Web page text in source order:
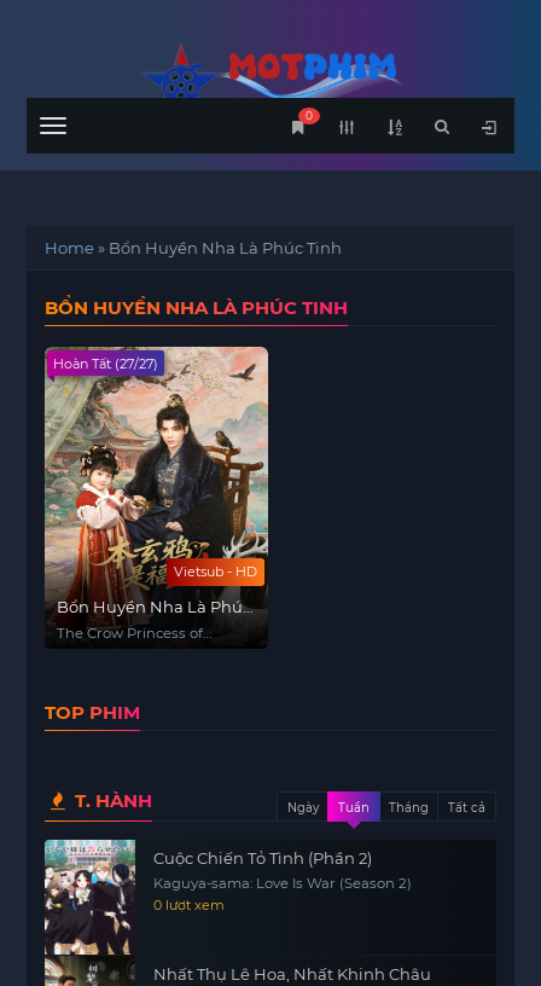
Menu
0
Home» Bổn Huyền Nha Là Phúc Tinh
BỔN HUYỀN NHA LÀ PHÚC TINH
Vietsub - HD
Hoàn Tất (27/27)
Bổn Huyền Nha Là Phúc
Tinh
The Crow Princess of
TOP PHIM
T. HÀNH Ngày Tuần Tháng Tất cả
Cuộc Chiến Tỏ Tình (Phần 2)
Kaguya-sama: Love Is War (Season 2)
0 lượt xem
Nhất Thụ Lê Hoa, Nhất Khinh Châu